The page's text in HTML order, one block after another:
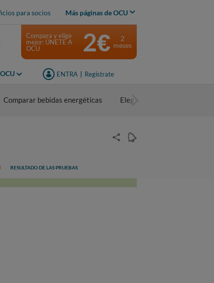
para socios Más páginas de OCU
ENTRA Regístrate
Compara y elige
mejor: ÚNETE A
OCU
2€
2
meses
Comparar bebidas energéticas Elegir bebidas energéticas
RESULTADO DE LAS PRUEBAS